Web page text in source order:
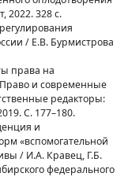
2022. 328 с.
/ Е.В. Бурмистрова
права на
и современные
редакторы:
С. 177–180.
и
«вспомогательной
/ И.А. Кравец, Г.Б.
федерального